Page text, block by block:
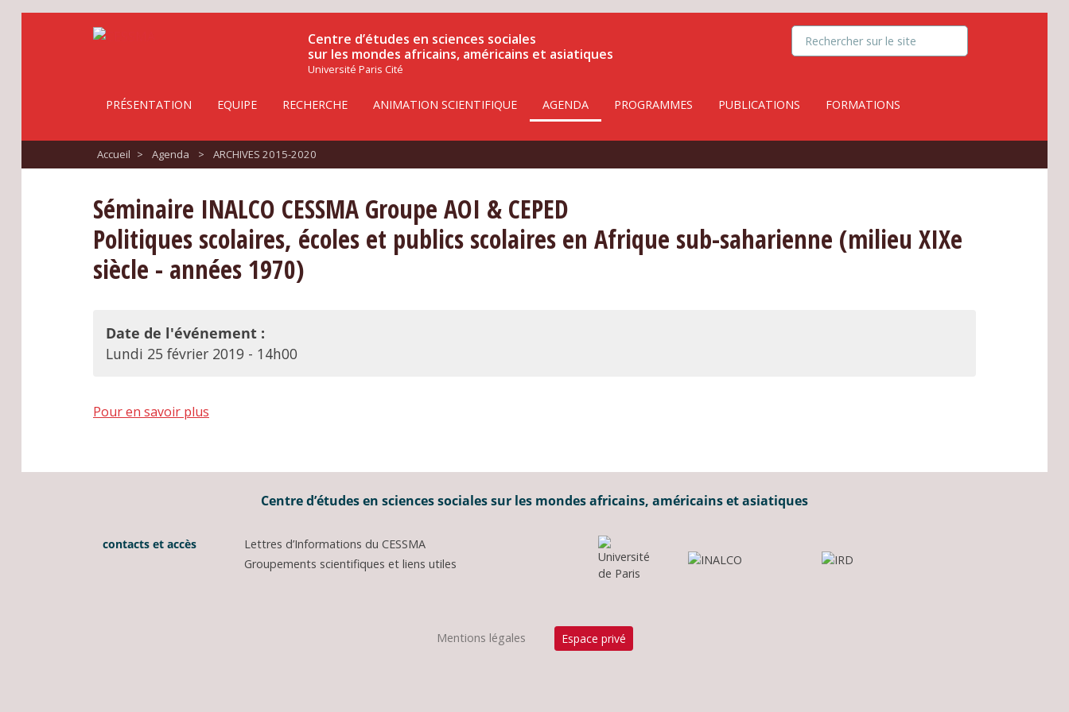
Centre d’études en sciences sociales
sur les mondes africains, américains et asiatiques
Université Paris Cité
PRÉSENTATION EQUIPE RECHERCHE ANIMATION SCIENTIFIQUE AGENDA PROGRAMMES PUBLICATIONS FORMATIONS
Accueil > Agenda > ARCHIVES 2015-2020
Séminaire INALCO CESSMA Groupe AOI & CEPED
Politiques scolaires, écoles et publics scolaires en Afrique sub-saharienne (milieu XIXe
siècle - années 1970)
Date de l'événement :
Lundi 25 février 2019 - 14h00
Pour en savoir plus
Centre d’études en sciences sociales sur les mondes africains, américains et asiatiques
contacts et accès
Lettres d’Informations du CESSMA
Groupements scientifiques et liens utiles
Mentions légales Espace privé